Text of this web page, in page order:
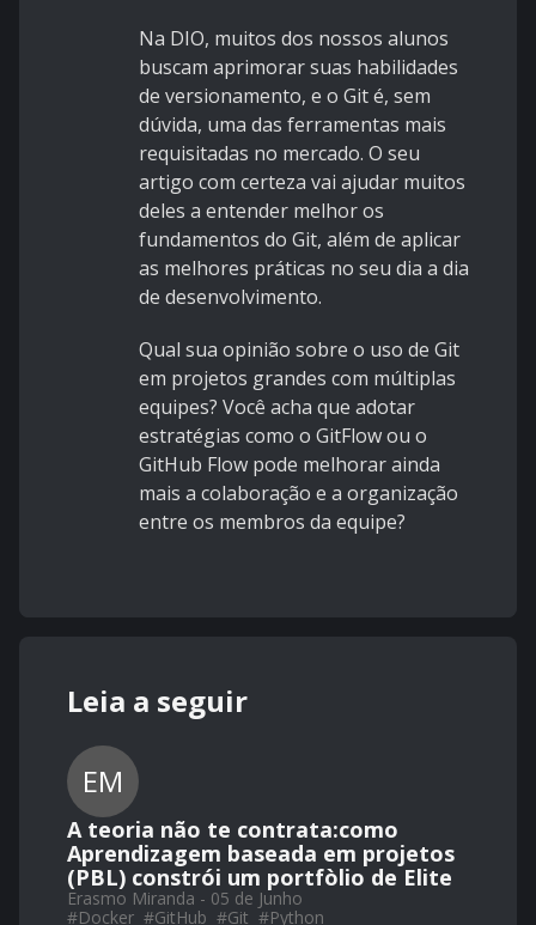
Na DIO, muitos dos nossos alunos
buscam aprimorar suas habilidades
de versionamento, e o Git é, sem
dúvida, uma das ferramentas mais
requisitadas no mercado. O seu
artigo com certeza vai ajudar muitos
deles a entender melhor os
fundamentos do Git, além de aplicar
as melhores práticas no seu dia a dia
de desenvolvimento.
Qual sua opinião sobre o uso de Git
em projetos grandes com múltiplas
equipes? Você acha que adotar
estratégias como o GitFlow ou o
GitHub Flow pode melhorar ainda
mais a colaboração e a organização
entre os membros da equipe?
Leia a seguir
EM
A teoria não te contrata:como
Aprendizagem baseada em projetos
(PBL) constrói um portfòlio de Elite
Erasmo Miranda - 05 de Junho
#Docker #GitHub #Git #Python